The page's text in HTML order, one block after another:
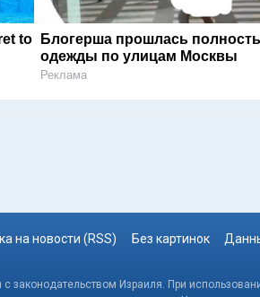
to
Блогерша прошлась
одежды по улицам Москвы
Реклама
на новости (RSS) Без картинок
Израиля. При